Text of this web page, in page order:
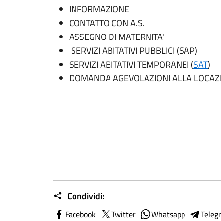
INFORMAZIONE
CONTATTO CON A.S.
ASSEGNO DI MATERNITA'
SERVIZI ABITATIVI PUBBLICI (SAP)
SERVIZI ABITATIVI TEMPORANEI (SAT)
DOMANDA AGEVOLAZIONI ALLA
Condividi:
Facebook Twitter Whatsapp